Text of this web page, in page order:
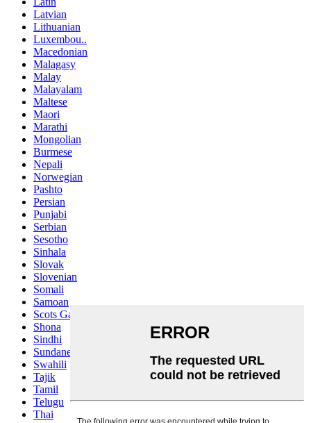
Latvian
Lithuanian
Luxembou..
Macedonian
Malagasy
Malay
Malayalam
Maltese
Maori
Marathi
Mongolian
Burmese
Nepali
Norwegian
Pashto
Persian
Punjabi
Serbian
Sesotho
Sinhala
Slovak
Slovenian
Somali
Samoan
Scots Gaelic
Shona
Sindhi
Sundanese
Swahili
Tajik
Tamil
Telugu
Thai